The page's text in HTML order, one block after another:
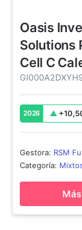
Oasis
Solutions
Cell C
2026 +
Gestora: RSM
Limited
Categoría: